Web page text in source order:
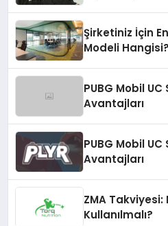
Şirketiniz İçin
Modeli
PUBG Mobil UC
Avantajları
PUBG Mobil UC
Avantajları
ZMA Takviyesi:
Kullanılmalı?